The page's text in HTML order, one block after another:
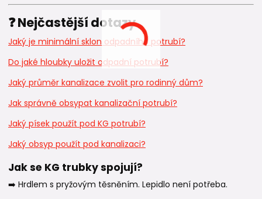
❓ Nejčastější dotazy
Jaký je minimální sklon odpadního potrubí?
Do jaké hloubky uložit odpadní potrubí?
Jaký průměr kanalizace zvolit pro rodinný dům?
Jak správně obsypat kanalizační potrubí?
Jaký písek použít pod KG potrubí?
Jaký obsyp použít pod kanalizaci?
Jak se KG trubky spojují?
➡️ Hrdlem s pryžovým těsněním. Lepidlo není potřeba.